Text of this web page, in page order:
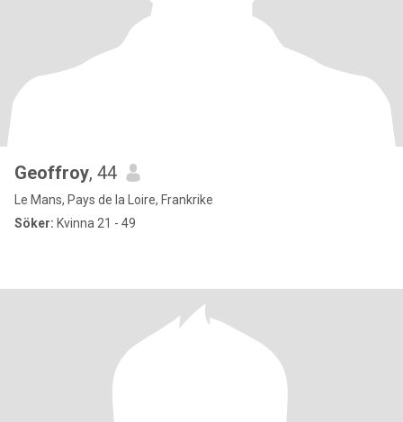
Geoffroy, 44
Le Mans, Pays de la Loire, Frankrike
Söker: Kvinna 21 - 49